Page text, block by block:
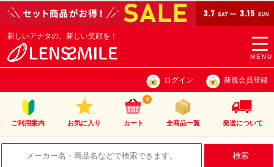
MENU
新しいアナタの、新しい笑顔を！
ログイン 新規会員登録
ご利用案内 お気に入り カート
0
全商品一覧 発送について